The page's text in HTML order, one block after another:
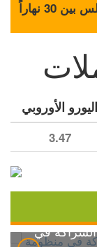
العام، وتتراوح في نابلس بين 30 نهاراً
اليورو الأوروبي
3.47
الشراكة في